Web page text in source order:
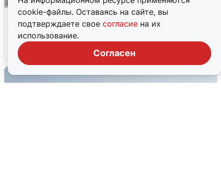
cookie-файлы. Оставаясь на сайте, вы
подтверждаете свое согласие на их
использование.
Согласен
Волгоградцы остались без
мобильного интернета
6 августа